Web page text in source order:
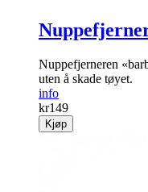
Nuppefjerneren
uten å skade tøyet.
info
kr149
Kjøp